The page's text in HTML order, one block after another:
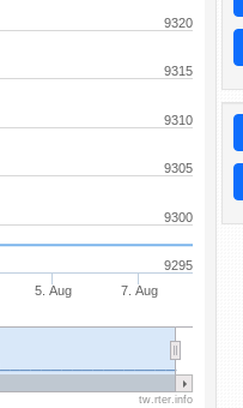
5. Aug 7. Aug
9295
9300
9305
9310
9315
9320
tw.rter.info